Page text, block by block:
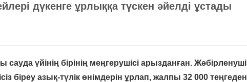
дүкенге ұрлыққа түскен әйелді ұстады
үйінің бірінің меңгерушісі арызданған. Жәбірленуші
біреу азық-түлік өнімдерін ұрлап, жалпы 32 000 теңгеден